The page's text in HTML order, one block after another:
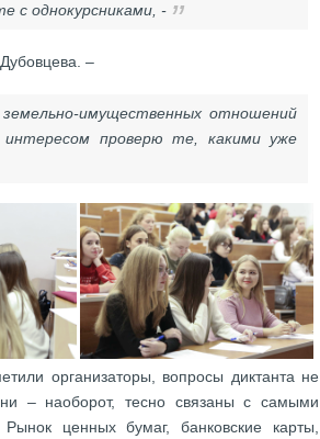
с однокурсниками, -
–
имущественных отношений
проверю те, какими уже
организаторы, вопросы диктанта не
– наоборот, тесно связаны с самыми
ценных бумаг, банковские карты,